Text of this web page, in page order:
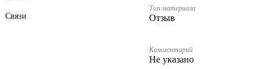
Связи
Тип материала
Отзыв
Комментарий
Не указано